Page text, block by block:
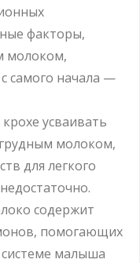
факторы,
молоком,
самого начала —
усваивать
молоком,
для легкого
содержит
помогающих
малыша